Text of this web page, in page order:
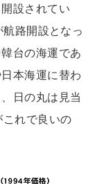
設されてい
路開設となっ
台の海運であ
本海運に替わ
日の丸は見当
れで良いの